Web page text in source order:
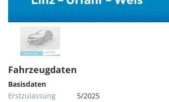
Fahrzeugdaten
Basisdaten
Erstzulassung
5/2025